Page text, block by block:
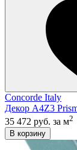
Concorde Italy
Декор A4Z3
35 472 руб. за м2
В корзину